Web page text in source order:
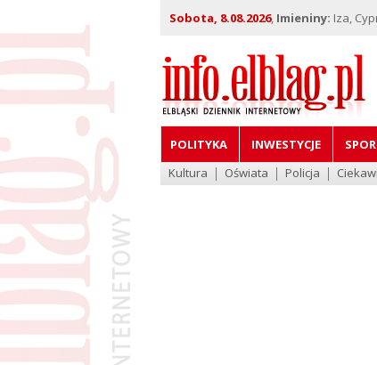
Sobota, 8.08.2026, Imieniny: Iza,
POLITYKA INWESTYCJE
Kultura
Oświata Policja